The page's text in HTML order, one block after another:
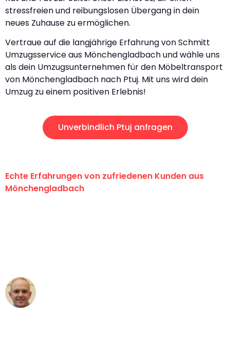
stressfreien und reibungslosen Übergang in dein
neues Zuhause zu ermöglichen.
Vertraue auf die langjährige Erfahrung von Schmitt
Umzugsservice aus Mönchengladbach und wähle uns
als dein Umzugsunternehmen für den Möbeltransport
von Mönchengladbach nach Ptuj. Mit uns wird dein
Umzug zu einem positiven Erlebnis!
Unverbindlich Ptuj anfragen
Echte Erfahrungen von zufriedenen Kunden aus
Mönchengladbach